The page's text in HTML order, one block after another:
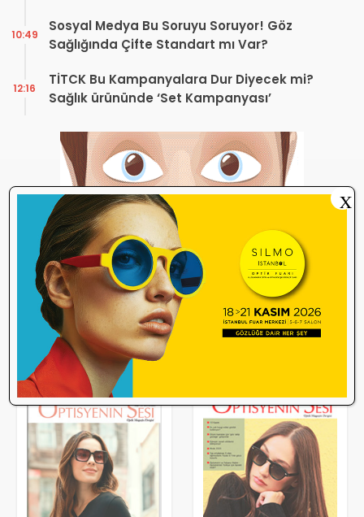
Sosyal Medya Bu Soruyu Soruyor! Göz
Sağlığında Çifte Standart mı Var?
10:49
TİTCK Bu Kampanyalara Dur Diyecek mi?
Sağlık ürününde ‘Set Kampanyası’
12:16
X